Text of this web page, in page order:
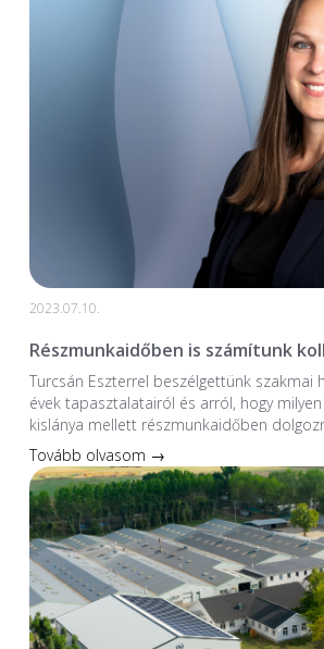
2023.07.10.
Részmunkaidőben is számítunk
Turcsán Eszterrel beszélgettünk szakmai
évek tapasztalatairól és arról, hogy
kislánya mellett részmunkaidőben
Tovább olvasom →